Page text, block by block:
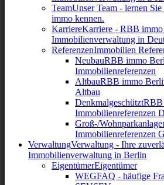
TeamUnser Team - lernen
immo kennen.
KarriereKarriere - RBB
Immobilienverwaltung in
ReferenzenImmobilien
NeubauRBB immo
Immobilienreferenzen
AltbauRBB immo
Altbau
DenkmalgeschütztRBB
Immobilienreferenzen
Groß-/
Immobilienreferenzen
VerwaltungVerwaltung - Ihre
Immobilienverwaltung in Berlin
EigentümerEigentümer
WEGFAQ - häufige